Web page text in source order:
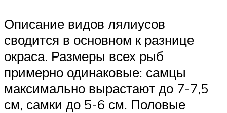
Описание видов лялиусов
сводится в основном к разнице
окраса. Размеры всех рыб
примерно одинаковые: самцы
максимально вырастают до 7-7,5
см, самки до 5-6 см. Половые